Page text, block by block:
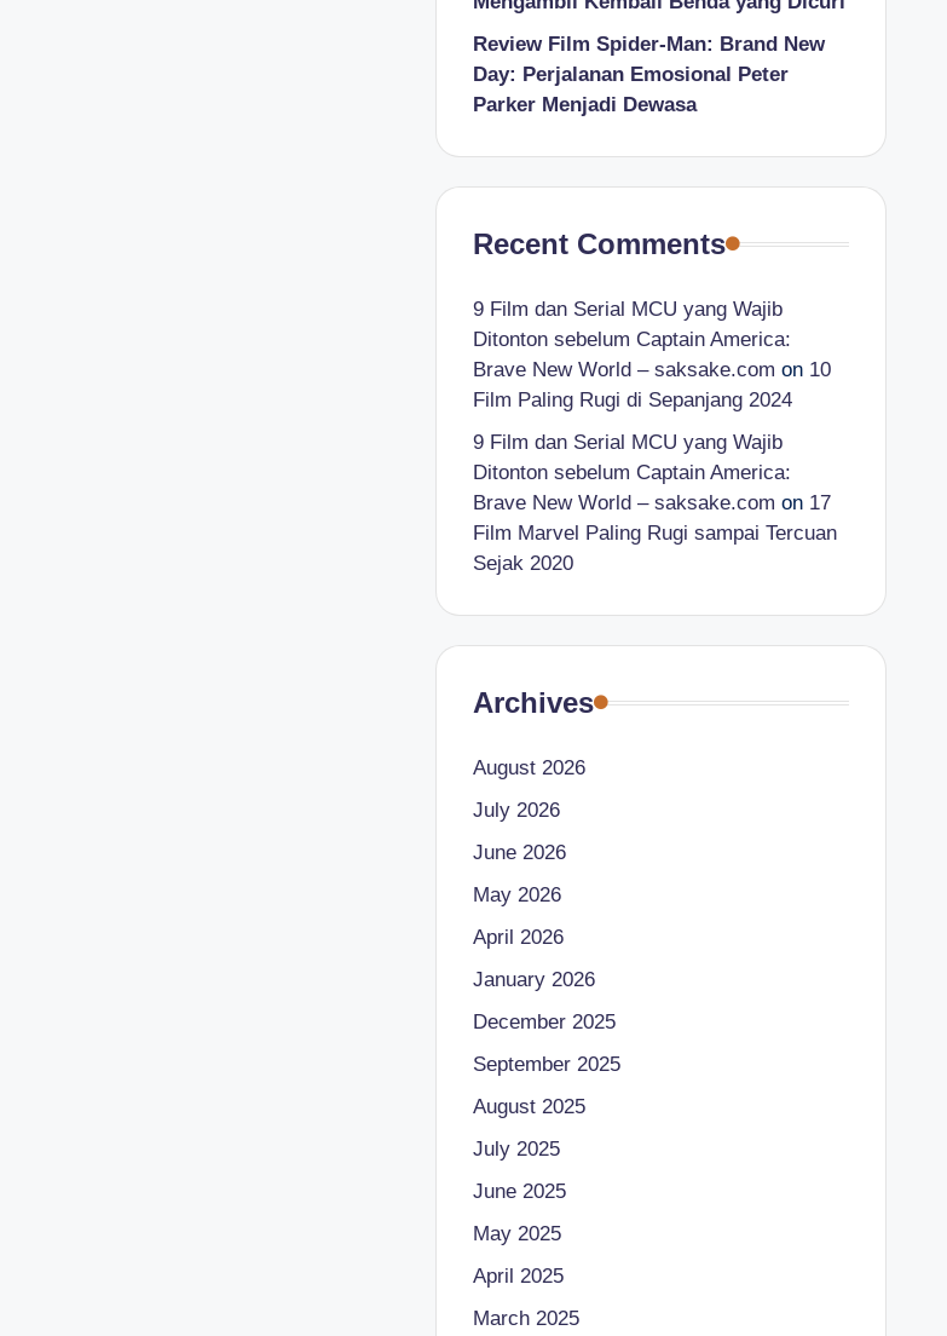
Review Film Spider-Man: Brand New
Day: Perjalanan Emosional Peter
Parker Menjadi Dewasa
Recent Comments
9 Film dan Serial MCU yang Wajib
Ditonton sebelum Captain America:
Brave New World – saksake.com on 10
Film Paling Rugi di Sepanjang 2024
9 Film dan Serial MCU yang Wajib
Ditonton sebelum Captain America:
Brave New World – saksake.com on 17
Film Marvel Paling Rugi sampai Tercuan
Sejak 2020
Archives
August 2026
July 2026
June 2026
May 2026
April 2026
January 2026
December 2025
September 2025
August 2025
July 2025
June 2025
May 2025
April 2025
March 2025